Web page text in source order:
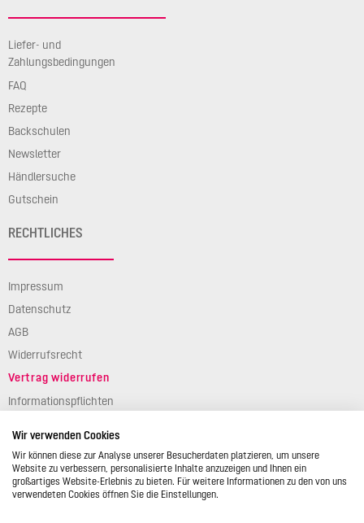
Liefer- und
Zahlungsbedingungen
FAQ
Rezepte
Backschulen
Newsletter
Händlersuche
Gutschein
RECHTLICHES
Impressum
Datenschutz
AGB
Widerrufsrecht
Vertrag widerrufen
Informationspflichten
Wir verwenden Cookies
Wir können diese zur Analyse unserer Besucherdaten platzieren, um unsere
Website zu verbessern, personalisierte Inhalte anzuzeigen und Ihnen ein
großartiges Website-Erlebnis zu bieten. Für weitere Informationen zu den von uns
verwendeten Cookies öffnen Sie die Einstellungen.